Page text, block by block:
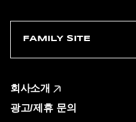
회사소개
광고/제휴 문의